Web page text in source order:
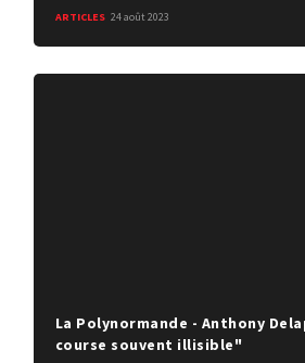
ARTICLES 24 août 2023
La Polynormande - Anthony
course souvent illisible"